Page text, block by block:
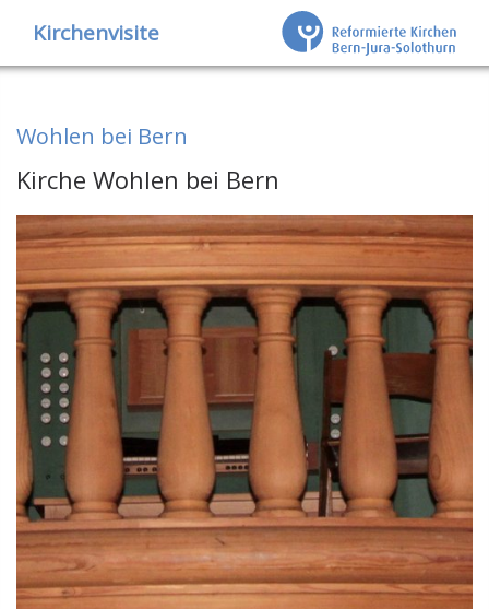
Kirchenvisite
Wohlen bei Bern
Kirche Wohlen bei Bern